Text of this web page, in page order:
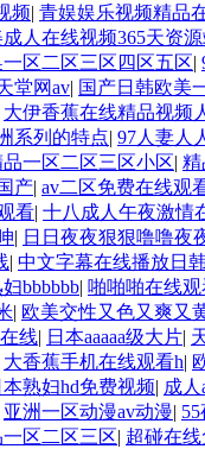
频| 青娱娱乐视频精品
成人在线视频365天资
一区二区三区四区五区|
堂网av| 国产日韩欧美
大伊香蕉在线精品视频
系列的特点| 97人妻人
一区二区三区小区| 精
产| av二区免费在线观
看| 十八成人午夜激情
| 日日夜夜狠狠噜噜夜
| 中文字幕在线播放日
bbbbbb| 啪啪啪在线
| 欧美交性又色又爽又
线| 日本aaaaa级大片|
大香蕉手机在线观看h|
本熟妇hd免费视频| 成
亚洲一区动漫av动漫|
区二区三区| 超碰在